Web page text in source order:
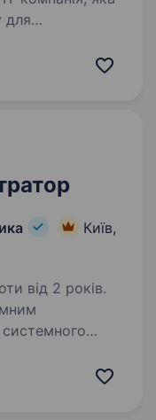
для
який
Київ,
від 2 років.
протоколів